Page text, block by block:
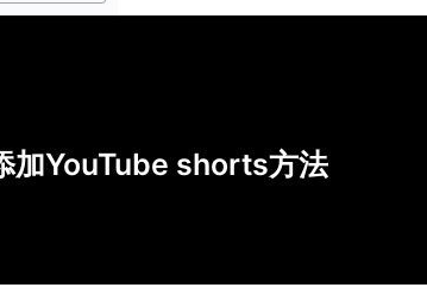
加YouTube shorts方法